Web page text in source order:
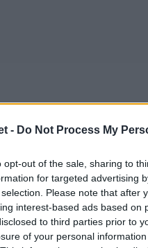
- Do Not Process My
opt-out of the sale, sharing to
for targeted advertising
Please note that after
interest-based ads based
to third parties prior to
of your personal
Α1 ΑΝΔΡΩΝ 02/04/2021